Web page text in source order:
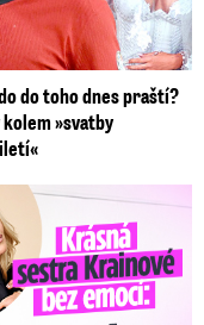
do toho dnes praští?
kolem »svatby
za pár…